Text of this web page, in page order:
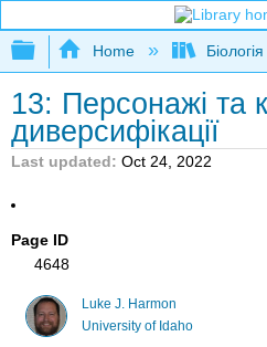
Expand/collapse
Home Біологія
13: Персонажі та
диверсифікації
Last updated Oct 24, 2022
Page ID
4648
Luke J. Harmon
University of Idaho